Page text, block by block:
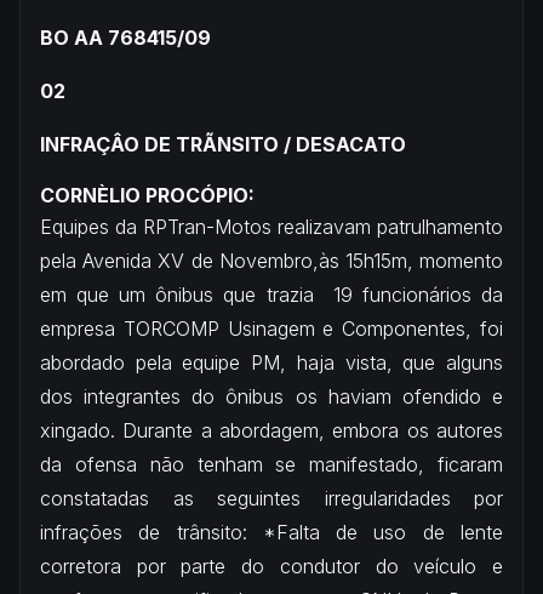
BO AA 768415/09
02
INFRAÇÂO DE TRÃNSITO / DESACATO
CORNÈLIO PROCÓPIO:
Equipes da RPTran-Motos realizavam patrulhamento
pela Avenida XV de Novembro,às 15h15m, momento
em que um ônibus que trazia 19 funcionários da
empresa TORCOMP Usinagem e Componentes, foi
abordado pela equipe PM, haja vista, que alguns
dos integrantes do ônibus os haviam ofendido e
xingado. Durante a abordagem, embora os autores
da ofensa não tenham se manifestado, ficaram
constatadas as seguintes irregularidades por
infrações de trânsito: *Falta de uso de lente
corretora por parte do condutor do veículo e